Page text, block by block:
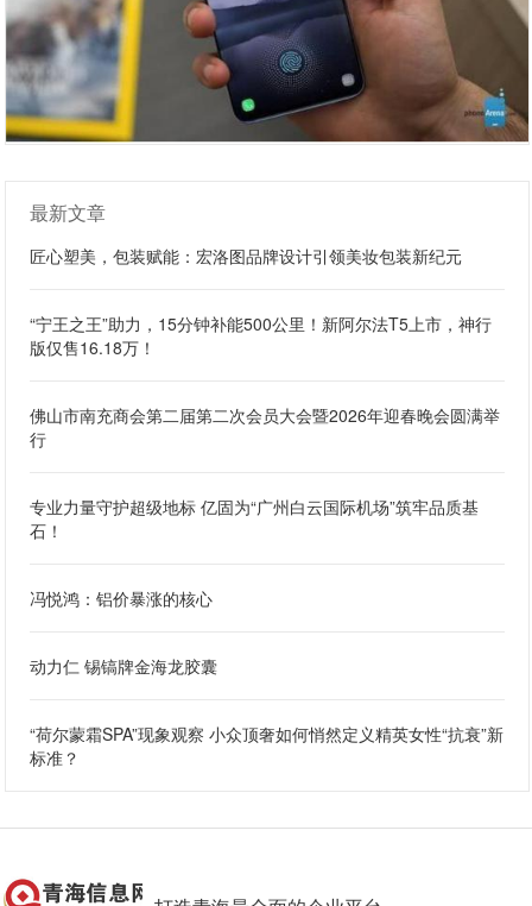
最新文章
匠心塑美，包装赋能：宏洛图品牌设计引领美妆包装新纪元
“宁王之王”助力，15分钟补能500公里！新阿尔法T5上市，神行
版仅售16.18万！
佛山市南充商会第二届第二次会员大会暨2026年迎春晚会圆满举
行
专业力量守护超级地标 亿固为“广州白云国际机场”筑牢品质基
石！
冯悦鸿：铝价暴涨的核心
动力仁 锡镐牌金海龙胶囊
“荷尔蒙霜SPA”现象观察 小众顶奢如何悄然定义精英女性“抗衰”新
标准？